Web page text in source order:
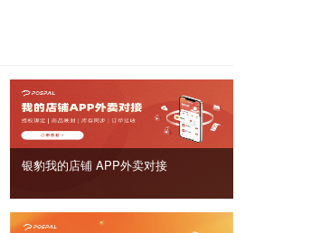
银豹我的店铺 APP外卖对接